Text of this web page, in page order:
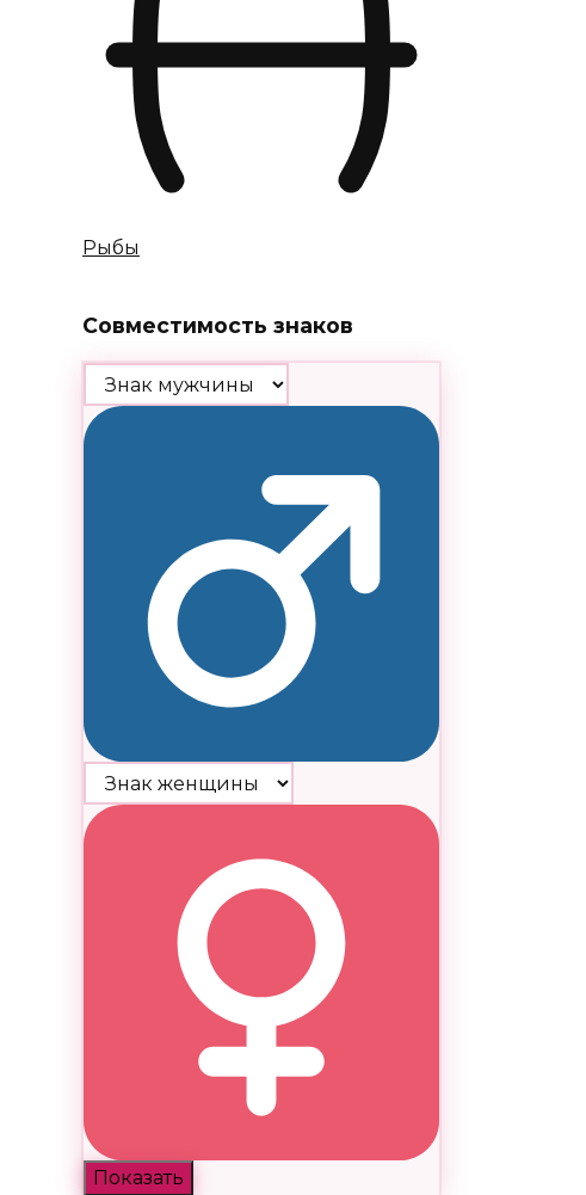
Рыбы
Совместимость знаков
Показать